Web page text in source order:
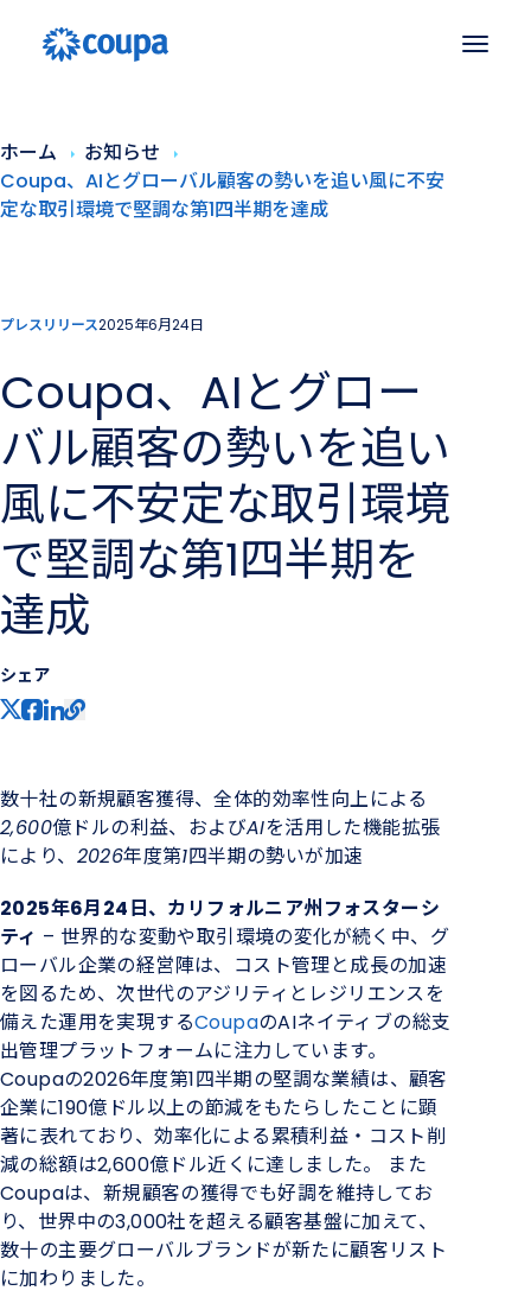
ホーム
お知らせ
Coupa、AIとグローバル顧客の勢いを追い風に不安
定な取引環境で堅調な第1四半期を達成
プレスリリース2025年6月24日
Coupa、AIとグロー
バル顧客の勢いを追い
風に不安定な取引環境
で堅調な第1四半期を
達成
シェア
数十社の新規顧客獲得、全体的効率性向上による
2,600億ドルの利益、およびAIを活用した機能拡張
により、2026年度第1四半期の勢いが加速
2025年6月24日、カリフォルニア州フォスターシ
ティ – 世界的な変動や取引環境の変化が続く中、グ
ローバル企業の経営陣は、コスト管理と成長の加速
を図るため、次世代のアジリティとレジリエンスを
備えた運用を実現するCoupaのAIネイティブの総支
出管理プラットフォームに注力しています。
Coupaの2026年度第1四半期の堅調な業績は、顧客
企業に190億ドル以上の節減をもたらしたことに顕
著に表れており、効率化による累積利益・コスト削
減の総額は2,600億ドル近くに達しました。 また
Coupaは、新規顧客の獲得でも好調を維持してお
り、世界中の3,000社を超える顧客基盤に加えて、
数十の主要グローバルブランドが新たに顧客リスト
に加わりました。